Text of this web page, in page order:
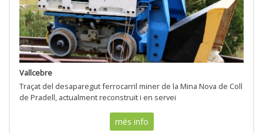
Vallcebre
Traçat del desaparegut ferrocarril miner de la Mina Nova de Coll
de Pradell, actualment reconstruït i en servei
més info